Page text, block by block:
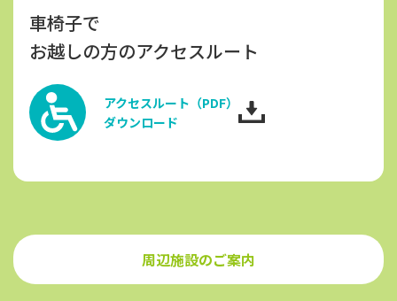
車椅子で
お越しの方のアクセスルート
アクセスルート（PDF）
ダウンロード
周辺施設のご案内